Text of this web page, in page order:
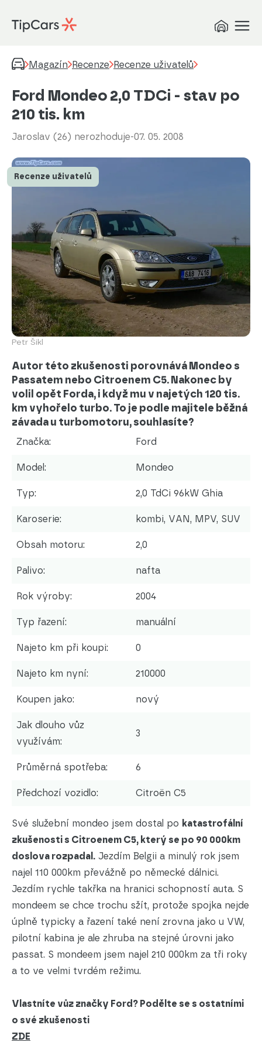
Magazín Recenze Recenze uživatelů
Ford Mondeo 2,0 TDCi - stav po
210 tis. km
Jaroslav (26) nerozhoduje-07. 05. 2008
Petr Šikl
Recenze uživatelů
Autor této zkušenosti porovnává Mondeo s
Passatem nebo Citroenem C5. Nakonec by
volil opět Forda, i když mu v najetých 120 tis.
km vyhořelo turbo. To je podle majitele běžná
závada u turbomotoru, souhlasíte?
Značka: Ford
Model: Mondeo
Typ: 2,0 TdCi 96kW Ghia
Karoserie: kombi, VAN, MPV, SUV
Obsah motoru: 2,0
Palivo: nafta
Rok výroby: 2004
Typ řazení: manuální
Najeto km při koupi: 0
Najeto km nyní: 210000
Koupen jako: nový
Jak dlouho vůz
využívám:
3
Průměrná spotřeba: 6
Předchozí vozidlo: Citroën C5
Své služební mondeo jsem dostal po katastrofální
zkušenosti s Citroenem C5, který se po 90 000km
doslova rozpadal. Jezdím Belgii a minulý rok jsem
najel 110 000km převážně po německé dálnici.
Jezdím rychle takřka na hranici schopností auta. S
mondeem se chce trochu sžít, protože spojka nejde
úplně typicky a řazení také není zrovna jako u VW,
pilotní kabina je ale zhruba na stejné úrovni jako
passat. S mondeem jsem najel 210 000km za tři roky
a to ve velmi tvrdém režimu.
Vlastníte vůz značky Ford? Podělte se s ostatními
o své zkušenosti
ZDE